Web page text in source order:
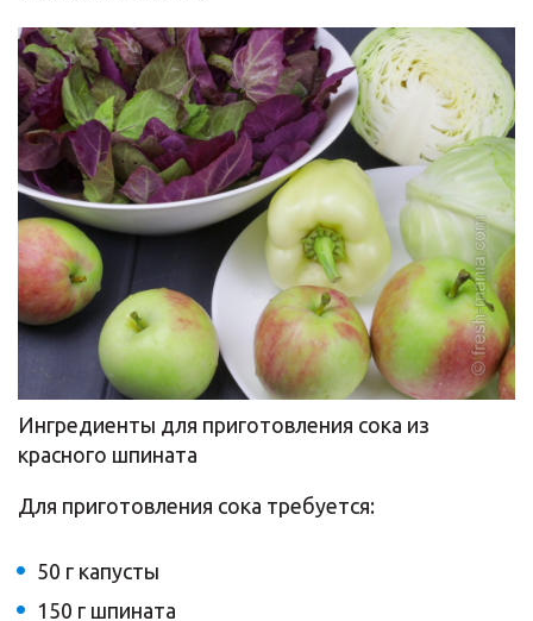
Ингредиенты для приготовления сока из
красного шпината
Для приготовления сока требуется:
50 г капусты
150 г шпината